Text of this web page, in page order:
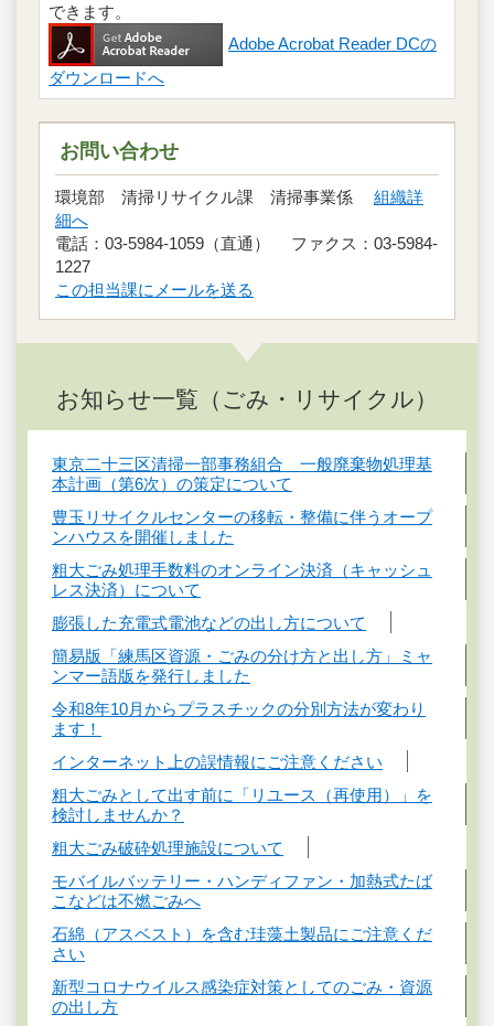
できます。
Adobe Acrobat Reader DCの
ダウンロードへ
お問い合わせ
環境部 清掃リサイクル課 清掃事業係 組織詳
細へ
電話：03-5984-1059（直通） ファクス：03-5984-
1227
この担当課にメールを送る
お知らせ一覧（ごみ・リサイクル）
東京二十三区清掃一部事務組合 一般廃棄物処理基
本計画（第6次）の策定について
豊玉リサイクルセンターの移転・整備に伴うオープ
ンハウスを開催しました
粗大ごみ処理手数料のオンライン決済（キャッシュ
レス決済）について
膨張した充電式電池などの出し方について
簡易版「練馬区資源・ごみの分け方と出し方」ミャ
ンマー語版を発行しました
令和8年10月からプラスチックの分別方法が変わり
ます！
インターネット上の誤情報にご注意ください
粗大ごみとして出す前に「リユース（再使用）」を
検討しませんか？
粗大ごみ破砕処理施設について
モバイルバッテリー・ハンディファン・加熱式たば
こなどは不燃ごみへ
石綿（アスベスト）を含む珪藻土製品にご注意くだ
さい
新型コロナウイルス感染症対策としてのごみ・資源
の出し方